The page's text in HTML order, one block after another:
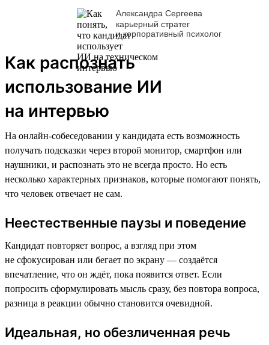
Александра Сергеева
карьерный стратег
и корпоративный психолог
Как распознать
использование ИИ
на интервью
На онлайн-собеседовании у кандидата есть возможность
получать подсказки через второй монитор, смартфон или
наушники, и распознать это не всегда просто. Но есть
несколько характерных признаков, которые помогают понять,
что человек отвечает не сам.
Неестественные паузы и поведение
Кандидат повторяет вопрос, а взгляд при этом
не сфокусирован или бегает по экрану — создаётся
впечатление, что он ждёт, пока появится ответ. Если
попросить сформулировать мысль сразу, без повтора вопроса,
разница в реакции обычно становится очевидной.
Идеальная, но обезличенная речь